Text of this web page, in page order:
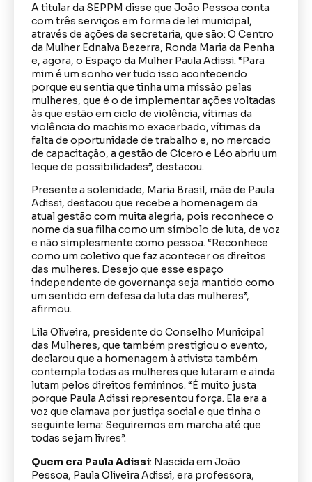
A titular da SEPPM disse que João Pessoa conta
com três serviços em forma de lei municipal,
através de ações da secretaria, que são: O Centro
da Mulher Ednalva Bezerra, Ronda Maria da Penha
e, agora, o Espaço da Mulher Paula Adissi. “Para
mim é um sonho ver tudo isso acontecendo
porque eu sentia que tinha uma missão pelas
mulheres, que é o de implementar ações voltadas
às que estão em ciclo de violência, vítimas da
violência do machismo exacerbado, vítimas da
falta de oportunidade de trabalho e, no mercado
de capacitação, a gestão de Cícero e Léo abriu um
leque de possibilidades”, destacou.
Presente a solenidade, Maria Brasil, mãe de Paula
Adissi, destacou que recebe a homenagem da
atual gestão com muita alegria, pois reconhece o
nome da sua filha como um símbolo de luta, de voz
e não simplesmente como pessoa. “Reconhece
como um coletivo que faz acontecer os direitos
das mulheres. Desejo que esse espaço
independente de governança seja mantido como
um sentido em defesa da luta das mulheres”,
afirmou.
Lila Oliveira, presidente do Conselho Municipal
das Mulheres, que também prestigiou o evento,
declarou que a homenagem à ativista também
contempla todas as mulheres que lutaram e ainda
lutam pelos direitos femininos. “É muito justa
porque Paula Adissi representou força. Ela era a
voz que clamava por justiça social e que tinha o
seguinte lema: Seguiremos em marcha até que
todas sejam livres”.
Quem era Paula Adissi: Nascida em João
Pessoa, Paula Oliveira Adissi, era professora,